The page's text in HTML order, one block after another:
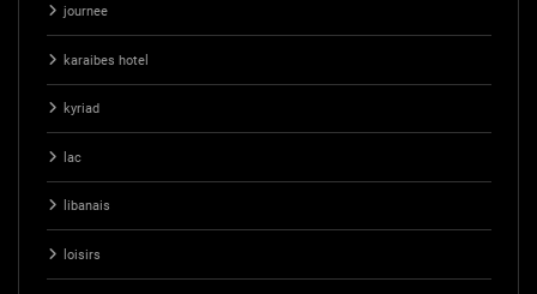
journee
karaibes hotel
kyriad
lac
libanais
loisirs